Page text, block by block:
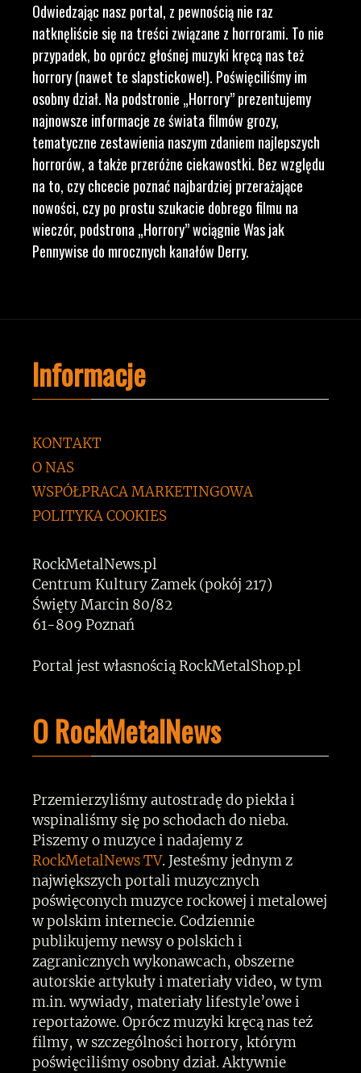
Odwiedzając nasz portal, z pewnością nie raz
natknęliście się na treści związane z horrorami. To nie
przypadek, bo oprócz głośnej muzyki kręcą nas też
horrory (nawet te slapstickowe!). Poświęciliśmy im
osobny dział. Na podstronie „Horrory” prezentujemy
najnowsze informacje ze świata filmów grozy,
tematyczne zestawienia naszym zdaniem najlepszych
horrorów, a także przeróżne ciekawostki. Bez względu
na to, czy chcecie poznać najbardziej przerażające
nowości, czy po prostu szukacie dobrego filmu na
wieczór, podstrona „Horrory” wciągnie Was jak
Pennywise do mrocznych kanałów Derry.
Informacje
KONTAKT
O NAS
WSPÓŁPRACA MARKETINGOWA
POLITYKA COOKIES
RockMetalNews.pl
Centrum Kultury Zamek (pokój 217)
Święty Marcin 80/82
61-809 Poznań
Portal jest własnością RockMetalShop.pl
O RockMetalNews
Przemierzyliśmy autostradę do piekła i
wspinaliśmy się po schodach do nieba.
Piszemy o muzyce i nadajemy z
RockMetalNews TV. Jesteśmy jednym z
największych portali muzycznych
poświęconych muzyce rockowej i metalowej
w polskim internecie. Codziennie
publikujemy newsy o polskich i
zagranicznych wykonawcach, obszerne
autorskie artykuły i materiały video, w tym
m.in. wywiady, materiały lifestyle’owe i
reportażowe. Oprócz muzyki kręcą nas też
filmy, w szczególności horrory, którym
poświęciliśmy osobny dział. Aktywnie